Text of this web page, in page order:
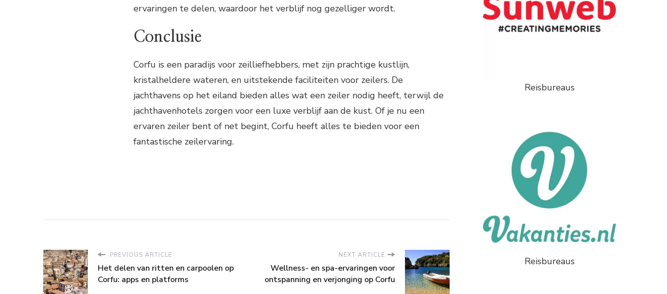
ervaringen te delen, waardoor het verblijf nog gezelliger wordt.
Conclusie
Corfu is een paradijs voor zeilliefhebbers, met zijn prachtige kustlijn,
kristalheldere wateren, en uitstekende faciliteiten voor zeilers. De
jachthavens op het eiland bieden alles wat een zeiler nodig heeft, terwijl de
jachthavenhotels zorgen voor een luxe verblijf aan de kust. Of je nu een
ervaren zeiler bent of net begint, Corfu heeft alles te bieden voor een
fantastische zeilervaring.
PREVIOUS ARTICLE
Het delen van ritten en carpoolen op
Corfu: apps en platforms
NEXT ARTICLE
Wellness- en spa-ervaringen voor
ontspanning en verjonging op Corfu
Reisbureaus
Reisbureaus